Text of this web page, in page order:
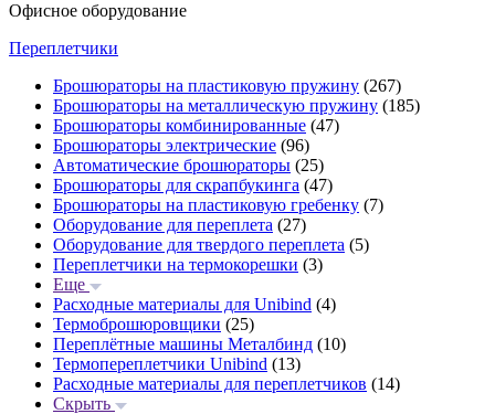
Офисное оборудование
Переплетчики
Брошюраторы на пластиковую пружину (267)
Брошюраторы на металлическую пружину (185)
Брошюраторы комбинированные (47)
Брошюраторы электрические (96)
Автоматические брошюраторы (25)
Брошюраторы для скрапбукинга (47)
Брошюраторы на пластиковую гребенку (7)
Оборудование для переплета (27)
Оборудование для твердого переплета (5)
Переплетчики на термокорешки (3)
Еще
Расходные материалы для Unibind (4)
Термоброшюровщики (25)
Переплётные машины Металбинд (10)
Термопереплетчики Unibind (13)
Расходные материалы для переплетчиков (14)
Скрыть